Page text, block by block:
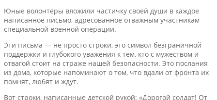
Юные волонтёры вложили частичку своей души в каждое
написанное письмо, адресованное отважным участникам
специальной военной операции.
Эти письма — не просто строки, это символ безграничной
поддержки и глубокого уважения к тем, кто с мужеством и
отвагой стоит на страже нашей безопасности. Это послания
из дома, которые напоминают о том, что вдали от фронта их
помнят, любят и ждут.
Вот строки, написанные детской рукой: «Дорогой солдат! От